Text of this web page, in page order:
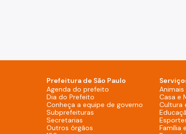
Prefeitura de São Paulo
Agenda do prefeito Agenda do prefeito
Dia do Prefeito Dia do Prefeito (Rodapé -
Conheça a equipe de governo Conheça a
Subprefeituras Subprefeituras (Rodapé -
Secretarias Secretarias (Rodapé - Desktop)
Outros órgãos Outros órgãos (Rodapé -
Animais
Casa e
Cultura
Família